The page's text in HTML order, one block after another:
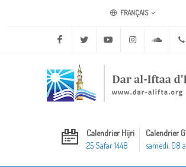
FRANÇAIS
Facebook Twitter Youtube Instagram
Calendrier Hijri
25 Safar 1448
Calendrier
samedi, 08